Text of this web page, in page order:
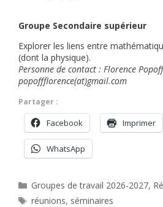
Groupe Secondaire supérieur
Explorer les liens entre
(dont la physique).
Personne de contact : Florence
popoffflorence(at)gmail.com
Partager :
Facebook Imprimer
WhatsApp
Catégories
Groupes de travail 2026-2027,
Étiquettes
réunions, séminaires